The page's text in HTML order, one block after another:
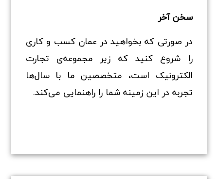
سخن آخر
در صورتی‌ که بخواهید در عمان کسب‌ و کاری
را شروع کنید که زیر مجموعه‌ی تجارت
الکترونیک است، متخصصین ما با سال‌ها
تجربه در این زمینه شما را راهنمایی می‌کند.